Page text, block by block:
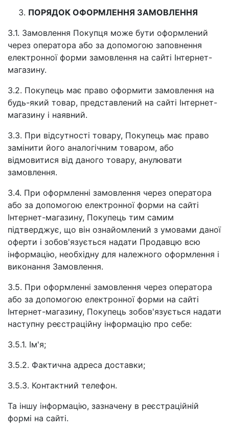
ПОРЯДОК ОФОРМЛЕННЯ ЗАМОВЛЕННЯ
3.1. Замовлення Покупця може бути оформлений
через оператора або за допомогою заповнення
електронної форми замовлення на сайті Інтернет-
магазину.
3.2. Покупець має право оформити замовлення на
будь-який товар, представлений на сайті Інтернет-
магазину і наявний.
3.3. При відсутності товару, Покупець має право
замінити його аналогічним товаром, або
відмовитися від даного товару, анулювати
замовлення.
3.4. При оформленні замовлення через оператора
або за допомогою електронної форми на сайті
Інтернет-магазину, Покупець тим самим
підтверджує, що він ознайомлений з умовами даної
оферти і зобов'язується надати Продавцю всю
інформацію, необхідну для належного оформлення і
виконання Замовлення.
3.5. При оформленні замовлення через оператора
або за допомогою електронної форми на сайті
Інтернет-магазину, Покупець зобов'язується надати
наступну реєстраційну інформацію про себе:
3.5.1. Ім'я;
3.5.2. Фактична адреса доставки;
3.5.3. Контактний телефон.
Та іншу інформацію, зазначену в реєстраційній
формі на сайті.